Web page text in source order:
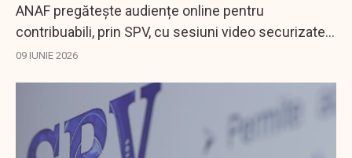
ANAF pregătește audiențe online pentru
contribuabili, prin SPV, cu sesiuni video securizate
și documente generate automat.
09 IUNIE 2026